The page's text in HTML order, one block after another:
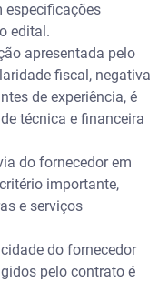
especificações
edital.
apresentada pelo
fiscal, negativa
de experiência, é
técnica e financeira
do fornecedor em
importante,
e serviços
do fornecedor
pelo contrato é